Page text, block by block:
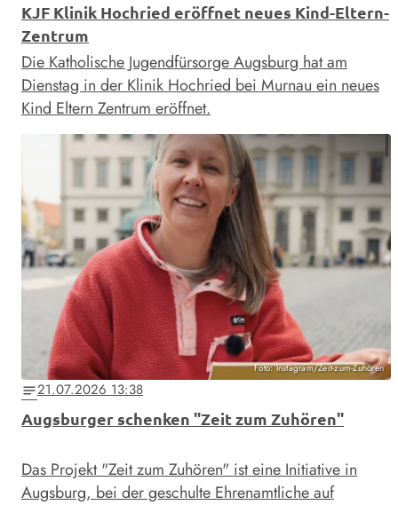
KJF Klinik Hochried eröffnet neues Kind-Eltern-
Zentrum
Die Katholische Jugendfürsorge Augsburg hat am
Dienstag in der Klinik Hochried bei Murnau ein neues
Kind Eltern Zentrum eröffnet.
Foto: Instagram/Zeit-zum-Zuhören
notes21.07.2026 13:38
Augsburger schenken "Zeit zum Zuhören"
Das Projekt "Zeit zum Zuhören" ist eine Initiative in
Augsburg, bei der geschulte Ehrenamtliche auf